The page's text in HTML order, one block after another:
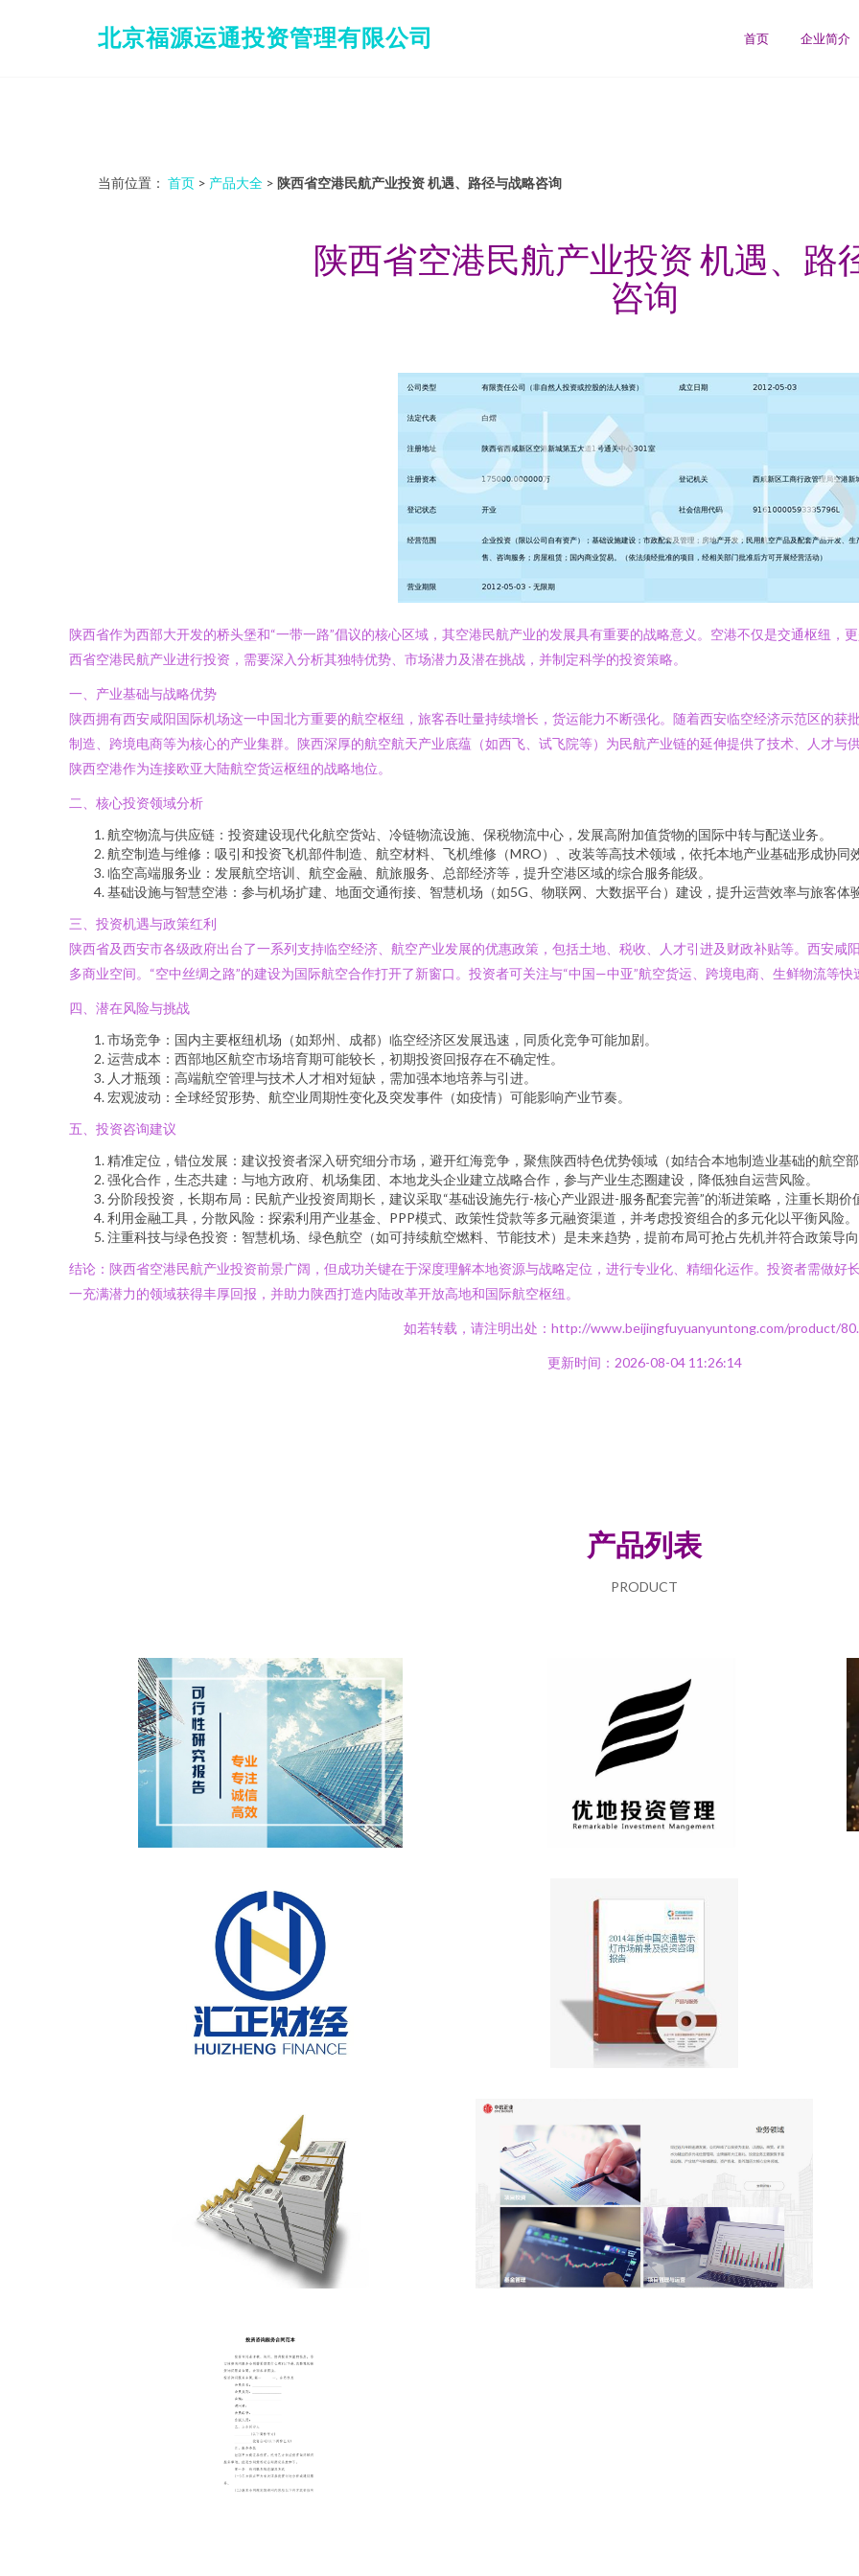
北京福源运通投资管理有限公司 首页 企业简介
当前位置： 首页 > 产品大全 > 陕西省空港民航产业投资 机遇、路径与战略咨询
陕西省空港民航产业投资 机遇、路
咨询
陕西省作为西部大开发的桥头堡和“一带一路”倡议的核心区域，其空港民航产业的发展具有重要的战略意义。空港不仅是交通枢纽，
西省空港民航产业进行投资，需要深入分析其独特优势、市场潜力及潜在挑战，并制定科学的投资策略。
一、产业基础与战略优势
陕西拥有西安咸阳国际机场这一中国北方重要的航空枢纽，旅客吞吐量持续增长，货运能力不断强化。随着西安临空经济示范区的获
制造、跨境电商等为核心的产业集群。陕西深厚的航空航天产业底蕴（如西飞、试飞院等）为民航产业链的延伸提供了技术、人才与
陕西空港作为连接欧亚大陆航空货运枢纽的战略地位。
二、核心投资领域分析
航空物流与供应链：投资建设现代化航空货站、冷链物流设施、保税物流中心，发展高附加值货物的国际中转与配送业务。
航空制造与维修：吸引和投资飞机部件制造、航空材料、飞机维修（MRO）、改装等高技术领域，依托本地产业基础形成协同
临空高端服务业：发展航空培训、航空金融、航旅服务、总部经济等，提升空港区域的综合服务能级。
基础设施与智慧空港：参与机场扩建、地面交通衔接、智慧机场（如5G、物联网、大数据平台）建设，提升运营效率与旅客体
三、投资机遇与政策红利
陕西省及西安市各级政府出台了一系列支持临空经济、航空产业发展的优惠政策，包括土地、税收、人才引进及财政补贴等。西安咸
多商业空间。“空中丝绸之路”的建设为国际航空合作打开了新窗口。投资者可关注与“中国—中亚”航空货运、跨境电商、生鲜物流等
四、潜在风险与挑战
市场竞争：国内主要枢纽机场（如郑州、成都）临空经济区发展迅速，同质化竞争可能加剧。
运营成本：西部地区航空市场培育期可能较长，初期投资回报存在不确定性。
人才瓶颈：高端航空管理与技术人才相对短缺，需加强本地培养与引进。
宏观波动：全球经贸形势、航空业周期性变化及突发事件（如疫情）可能影响产业节奏。
五、投资咨询建议
精准定位，错位发展：建议投资者深入研究细分市场，避开红海竞争，聚焦陕西特色优势领域（如结合本地制造业基础的航空
强化合作，生态共建：与地方政府、机场集团、本地龙头企业建立战略合作，参与产业生态圈建设，降低独自运营风险。
分阶段投资，长期布局：民航产业投资周期长，建议采取“基础设施先行-核心产业跟进-服务配套完善”的渐进策略，注重长期价
利用金融工具，分散风险：探索利用产业基金、PPP模式、政策性贷款等多元融资渠道，并考虑投资组合的多元化以平衡风险。
注重科技与绿色投资：智慧机场、绿色航空（如可持续航空燃料、节能技术）是未来趋势，提前布局可抢占先机并符合政策导
结论：陕西省空港民航产业投资前景广阔，但成功关键在于深度理解本地资源与战略定位，进行专业化、精细化运作。投资者需做好
一充满潜力的领域获得丰厚回报，并助力陕西打造内陆改革开放高地和国际航空枢纽。
如若转载，请注明出处：http://www.beijingfuyuanyuntong.com/product/
更新时间：2026-08-04 11:26:14
产品列表
PRODUCT